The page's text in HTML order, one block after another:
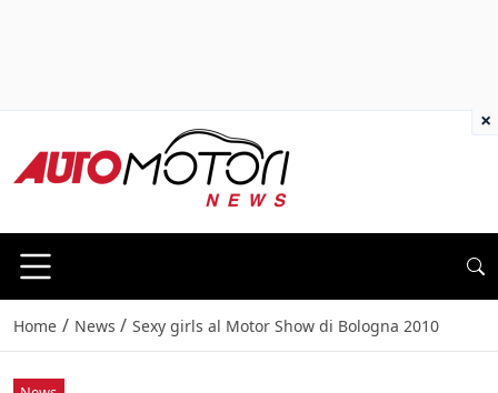
Home / News / Sexy girls al Motor Show di Bologna 2010
×